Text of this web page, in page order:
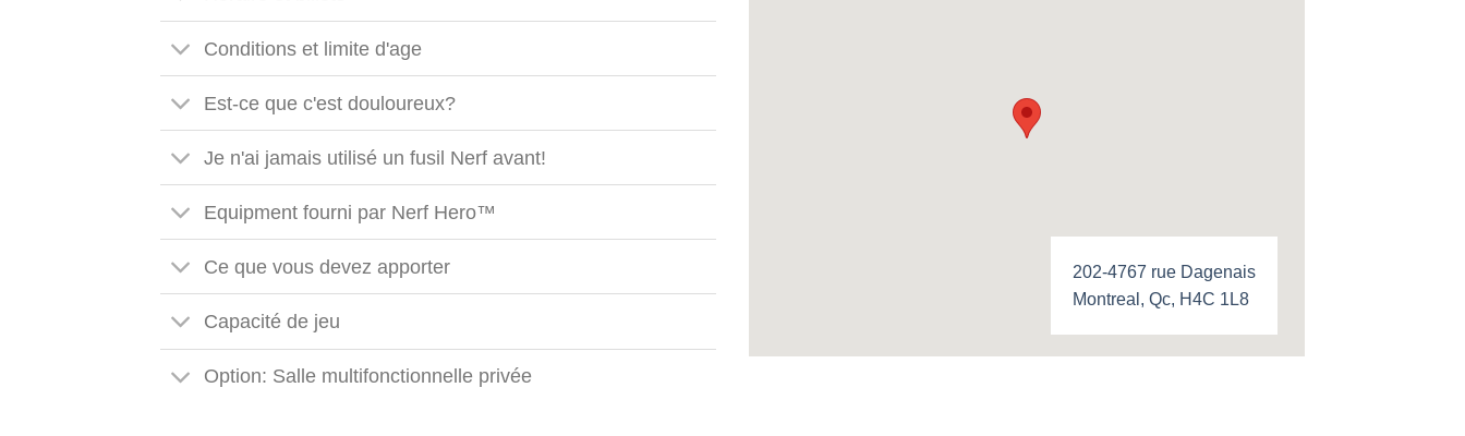
Conditions et limite d'age
Est-ce que c'est douloureux?
Je n'ai jamais utilisé un fusil Nerf avant!
Equipment fourni par Nerf Hero™
Ce que vous devez apporter
Capacité de jeu
Option: Salle multifonctionnelle privée
202-4767 rue Dagenais
Montreal, Qc, H4C 1L8